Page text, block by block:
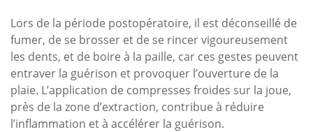
Lors de la période postopératoire, il est déconseillé de
fumer, de se brosser et de se rincer vigoureusement
les dents, et de boire à la paille, car ces gestes peuvent
entraver la guérison et provoquer l’ouverture de la
plaie. L’application de compresses froides sur la joue,
près de la zone d’extraction, contribue à réduire
l’inflammation et à accélérer la guérison.